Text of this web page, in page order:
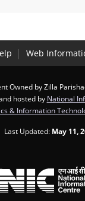
Web
Owned by Zilla
hosted by National
& Information
Last Updated: May 11,